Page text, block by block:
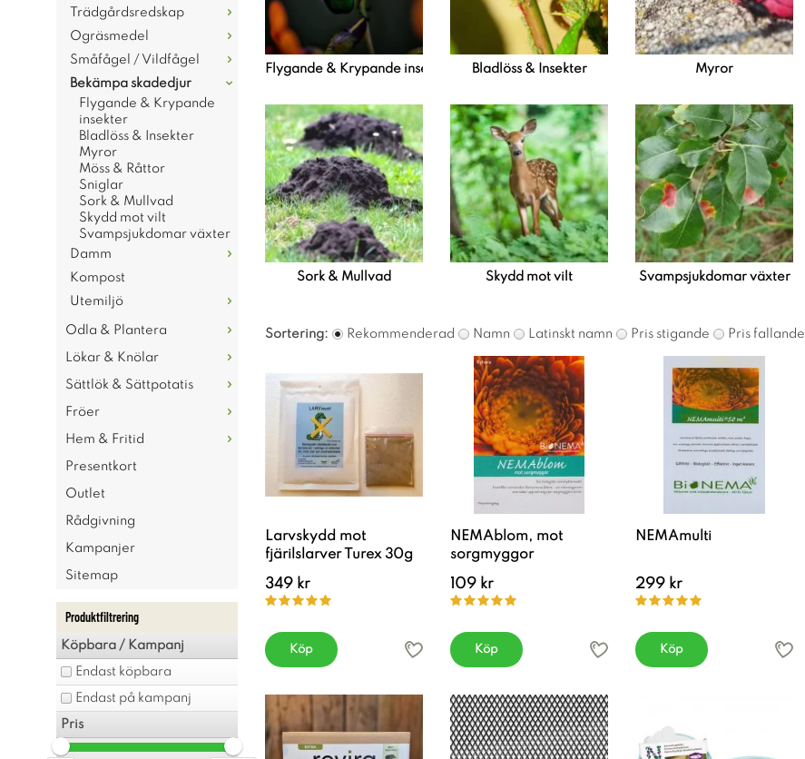
Trädgårdsredskap
Ogräsmedel
Småfågel / Vildfågel
Bekämpa skadedjur
Flygande & Krypande
insekter
Bladlöss & Insekter
Myror
Möss & Råttor
Sniglar
Sork & Mullvad
Skydd mot vilt
Svampsjukdomar växter
Damm
Kompost
Utemiljö
Odla & Plantera
Lökar & Knölar
Sättlök & Sättpotatis
Fröer
Hem & Fritid
Presentkort
Outlet
Rådgivning
Kampanjer
Sitemap
Produktfiltrering
Köpbara / Kampanj
Endast köpbara
Endast på kampanj
Pris
Flygande & Krypande insekter Bladlöss & Insekter Myror
Sork & Mullvad Skydd mot vilt Svampsjukdomar växter
Sortering: Rekommenderad Namn Latinskt namn Pris stigande Pris fallande
Larvskydd mot
fjärilslarver Turex 30g
349 kr
Köp
NEMAblom, mot
sorgmyggor
109 kr
Köp
NEMAmulti
299 kr
Köp